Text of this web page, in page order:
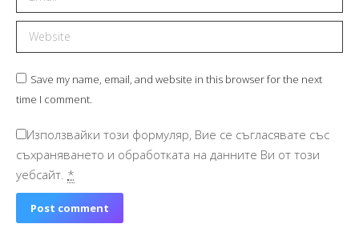
Website
Save my name, email, and website in this browser for the next
time I comment.
Използвайки този формуляр, Вие се съгласявате със
съхраняването и обработката на данните Ви от този
уебсайт. *
Post comment